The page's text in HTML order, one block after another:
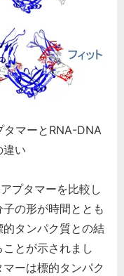
RNA-DNA
違い
プタマーを比較し
の形が時間ととも
タンパク質との結
とが示されまし
ーは標的タンパク